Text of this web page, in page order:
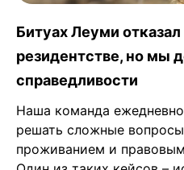
Как мы помогли
между банками
Когда наши клиенты
из одного банка в
стандартная процедура.
Израиль, и мы